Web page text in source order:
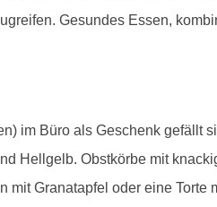
Gesundes Essen,
im Büro als Geschenk gefällt
Hellgelb. Obstkörbe mit
Granatapfel oder eine Torte